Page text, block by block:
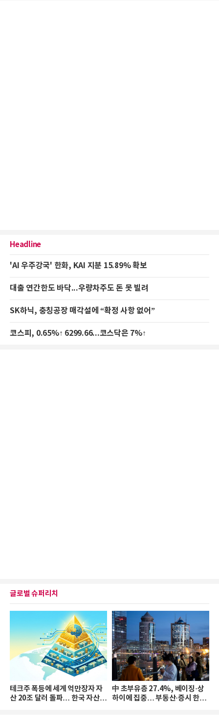
Headline
'AI 우주강국' 한화, KAI 지분 15.89% 확보
대출 연간한도 바닥...우량차주도 돈 못 빌려
SK하닉, 충칭공장 매각설에 “확정 사항 없어”
코스피, 0.65%↑ 6299.66...코스닥은 7%↑
글로벌 슈퍼리치
테크주 폭등에 세계 억만장자 자
산 20조 달러 돌파… 한국 자산
中 초부유층 27.4%, 베이징·상
하이에 집중… 부동산·증시 한파